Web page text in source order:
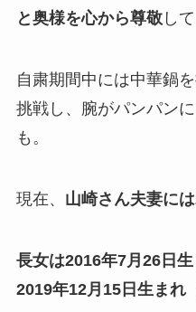
と奥様を心から尊敬して
自粛期間中には中華鍋
挑戦し、腕がパンパン
も。
現在、 山崎さん夫妻に
長女は2016年7月26日
2019年12月15日生まれ